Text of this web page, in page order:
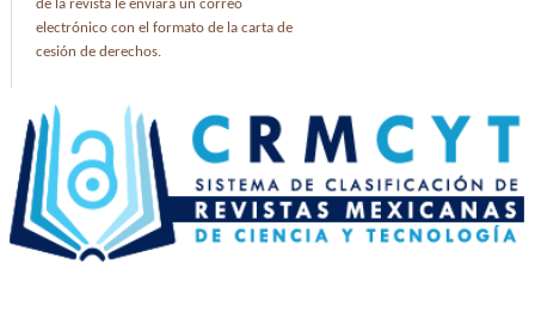
de la revista le enviará un correo
electrónico con el formato de la carta de
cesión de derechos.